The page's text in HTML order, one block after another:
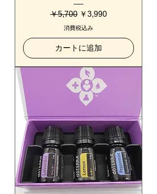
通常価格
￥5,700 セール価格
￥3,990
消費税込み
カートに追加